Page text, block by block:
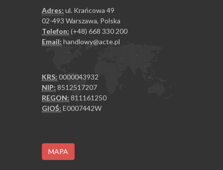
Adres: ul. Krańcowa 49
02-493 Warszawa, Polska
Telefon: (+48) 668 330 200
Email: handlowy@acte.pl
KRS: 0000043932
NIP: 8512517207
REGON: 811161250
GIOŚ: E0007442W
MAPA